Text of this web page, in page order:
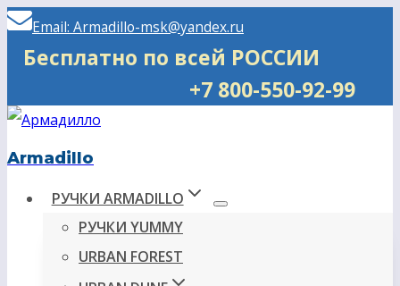
Перейти
Email: Armadillo-msk@yandex.ru
Бесплатно по всей РОССИИ
+7 800-550-92-99
Armadillo
РУЧКИ ARMADILLO
РУЧКИ YUMMY
URBAN FOREST